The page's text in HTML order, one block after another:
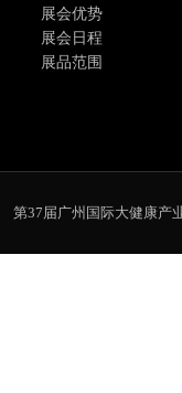
展会优势
展会日程
展品范围
第37届广州国际大健康产